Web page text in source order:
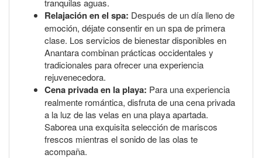
tranquilas aguas.
Relajación en el spa: Después de un día lleno de
emoción, déjate consentir en un spa de primera
clase. Los servicios de bienestar disponibles en
Anantara combinan prácticas occidentales y
tradicionales para ofrecer una experiencia
rejuvenecedora.
Cena privada en la playa: Para una experiencia
realmente romántica, disfruta de una cena privada
a la luz de las velas en una playa apartada.
Saborea una exquisita selección de mariscos
frescos mientras el sonido de las olas te
acompaña.